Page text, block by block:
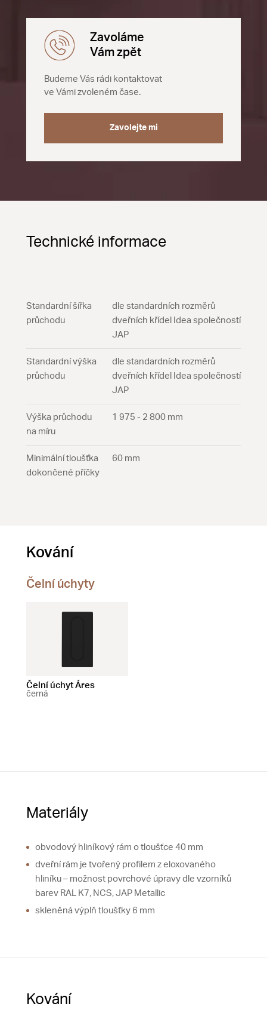
Zavoláme
Vám zpět
Budeme Vás rádi kontaktovat
ve Vámi zvoleném čase.
Zavolejte mi
Technické informace
Standardní šířka
průchodu
dle standardních rozměrů
dveřních křídel Idea společností
JAP
Standardní výška
průchodu
dle standardních rozměrů
dveřních křídel Idea společností
JAP
Výška průchodu
na míru
1 975 - 2 800 mm
Minimální tloušťka
dokončené příčky
60 mm
Kování
Čelní úchyty
Čelní úchyt Áres
černá
Materiály
obvodový hliníkový rám o tloušťce 40 mm
dveřní rám je tvořený profilem z eloxovaného
hliníku – možnost povrchové úpravy dle vzorníků
barev RAL K7, NCS, JAP Metallic
skleněná výplň tloušťky 6 mm
Kování